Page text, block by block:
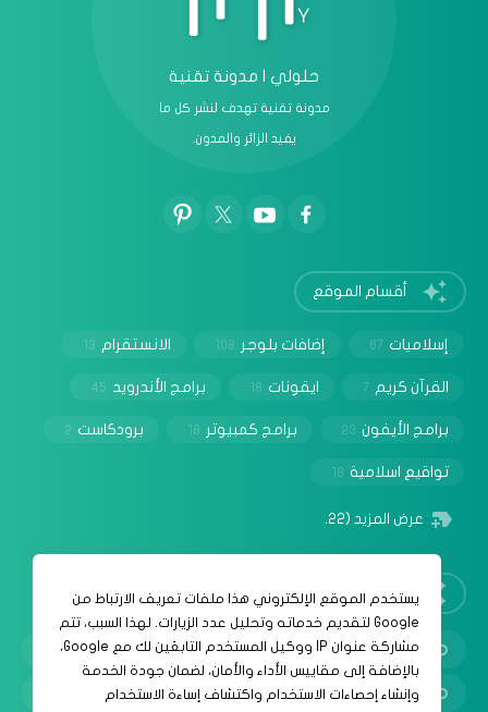
حلولي | مدونة تقنية
مدونة تقنية تهدف لنشر كل ما
يفيد الزائر والمدون.
أقسام الموقع
إسلاميات 67 إضافات بلوجر 108 الانستقرام 13
القرآن كريم 7 ايقونات 18 برامج الأندرويد 45
برامج الأيفون 23 برامج كمبيوتر 18 برودكاست 2
تواقيع اسلامية 18
عرض المزيد (22)
روابط مهمة
سياسة الخصوصية
شروط الإستخدام
‏يستخدم الموقع الإلكتروني هذا ملفات تعريف الارتباط من
Google لتقديم خدماته وتحليل عدد الزيارات. لهذا السبب، تتم
مشاركة عنوان IP ووكيل المستخدم التابعَين لك مع Google،
بالإضافة إلى مقاييس الأداء والأمان، لضمان جودة الخدمة
وإنشاء إحصاءات الاستخدام واكتشاف إساءة الاستخدام